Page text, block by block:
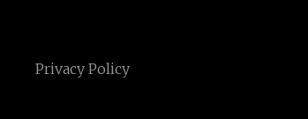
Privacy Policy